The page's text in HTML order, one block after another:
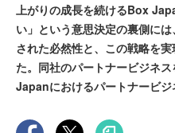
上がりの成長を続けるBox
い」という意思決定の裏側に
された必然性と、この戦略を
た。同社のパートナービジネ
Japanにおけるパートナービジ